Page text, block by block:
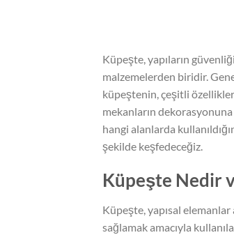
Küpeşte, yapıların
malzemelerden biridir.
küpeştenin, çeşitli
mekanların
hangi alanlarda
şekilde keşfedeceğiz.
Küpeşte Nedir
Küpeşte, yapısal
sağlamak amacıyla